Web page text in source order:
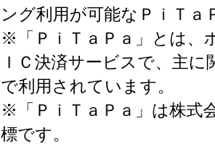
ング利用が可能なＰｉＴａ
※「ＰｉＴａＰａ」とは、
ＩＣ決済サービスで、主
で利用されています。
※「ＰｉＴａＰａ」は株式
標です。